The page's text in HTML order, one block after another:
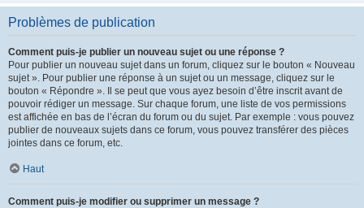
Problèmes de publication
Comment puis-je publier un nouveau sujet ou une réponse ?
Pour publier un nouveau sujet dans un forum, cliquez sur le bouton « Nouveau
sujet ». Pour publier une réponse à un sujet ou un message, cliquez sur le
bouton « Répondre ». Il se peut que vous ayez besoin d’être inscrit avant de
pouvoir rédiger un message. Sur chaque forum, une liste de vos permissions
est affichée en bas de l’écran du forum ou du sujet. Par exemple : vous pouvez
publier de nouveaux sujets dans ce forum, vous pouvez transférer des pièces
jointes dans ce forum, etc.
Haut
Comment puis-je modifier ou supprimer un message ?